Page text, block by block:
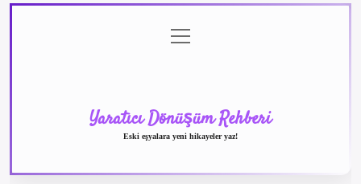
menüyü
aç
Yaratıcı Dönüşüm Rehberi
Eski eşyalara yeni hikayeler yaz!